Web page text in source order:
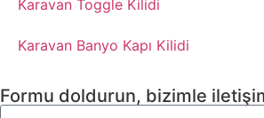
Karavan Toggle Kilidi​
Karavan Banyo Kapı Kilidi
Formu doldurun, bizimle